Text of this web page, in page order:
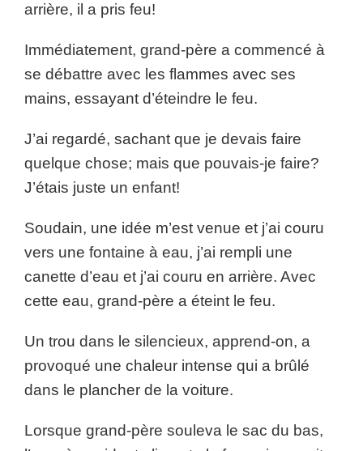
arrière, il a pris feu!
Immédiatement, grand-père a commencé à
se débattre avec les flammes avec ses
mains, essayant d’éteindre le feu.
J’ai regardé, sachant que je devais faire
quelque chose; mais que pouvais-je faire?
J’étais juste un enfant!
Soudain, une idée m’est venue et j’ai couru
vers une fontaine à eau, j’ai rempli une
canette d’eau et j’ai couru en arrière. Avec
cette eau, grand-père a éteint le feu.
Un trou dans le silencieux, apprend-on, a
provoqué une chaleur intense qui a brûlé
dans le plancher de la voiture.
Lorsque grand-père souleva le sac du bas,